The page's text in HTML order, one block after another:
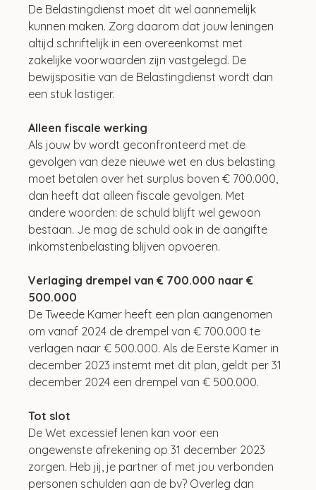
De Belastingdienst moet dit wel aannemelijk
kunnen maken. Zorg daarom dat jouw leningen
altijd schriftelijk in een overeenkomst met
zakelijke voorwaarden zijn vastgelegd. De
bewijspositie van de Belastingdienst wordt dan
een stuk lastiger.
Alleen fiscale werking
Als jouw bv wordt geconfronteerd met de
gevolgen van deze nieuwe wet en dus belasting
moet betalen over het surplus boven € 700.000,
dan heeft dat alleen fiscale gevolgen. Met
andere woorden: de schuld blijft wel gewoon
bestaan. Je mag de schuld ook in de aangifte
inkomstenbelasting blijven opvoeren.
Verlaging drempel van € 700.000 naar €
500.000
De Tweede Kamer heeft een plan aangenomen
om vanaf 2024 de drempel van € 700.000 te
verlagen naar € 500.000. Als de Eerste Kamer in
december 2023 instemt met dit plan, geldt per 31
december 2024 een drempel van € 500.000.
Tot slot
De Wet excessief lenen kan voor een
ongewenste afrekening op 31 december 2023
zorgen. Heb jij, je partner of met jou verbonden
personen schulden aan de bv? Overleg dan